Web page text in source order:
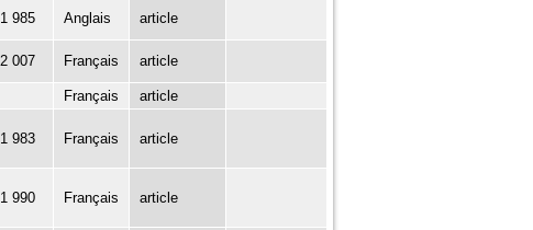
1 985 Anglais article
2 007 Français article
Français article
1 983 Français article
1 990 Français article